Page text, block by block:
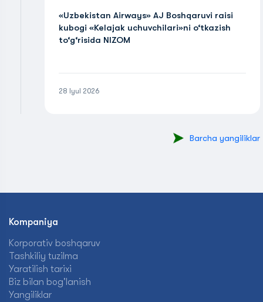
«Uzbekistan Airways» AJ Boshqaruvi raisi
kubogi «Kelajak uchuvchilari»ni o‘tkazish
to‘g‘risida NIZOM
28 Iyul 2026
Barcha yangiliklar
Kompaniya
Korporativ boshqaruv
Tashkiliy tuzilma
Yaratilish tarixi
Biz bilan bog'lanish
Yangiliklar